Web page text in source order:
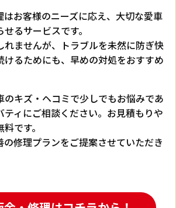
はお客様のニーズに応え、大切な愛車
るサービスです。
れませんが、トラブルを未然に防ぎ快
けるためにも、早めの対処をおすすめ
のキズ・ヘコミで少しでもお悩みであ
ティにご相談ください。お見積もりや
です。
の修理プランをご提案させていただき